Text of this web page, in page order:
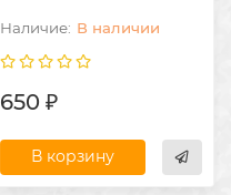
В наличии
650 ₽
В корзину